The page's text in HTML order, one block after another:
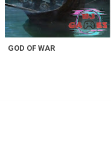
GOD OF WAR